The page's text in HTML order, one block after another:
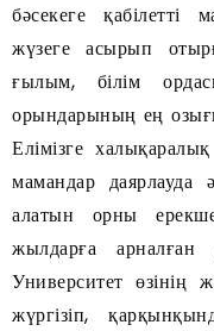
бәсекеге қабілетті
жүзеге асырып
ғылым, білім
орындарының ең
Елімізге
мамандар
алатын орны
жылдарға арналған
Университет
жүргізіп,